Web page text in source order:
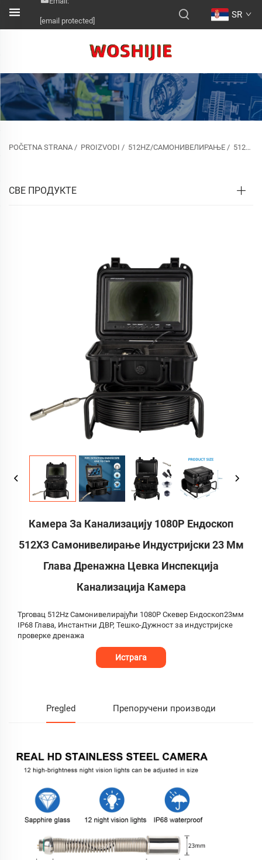
[email protected]
SR
POČETNA STRANA / PROIZVODI / 512HZ/САМОНИВЕЛИРАЊЕ / 512HZ СОНДА И САМО-НИВЕЛИРАЊЕ
СВЕ ПРОДУКТЕ
Камера За Канализацију 1080P Ендоскоп
512ХЗ Самонивелирање Индустријски 23 Мм
Глава Дренажна Цевка Инспекција
Канализација Камера
Трговац 512Hz Самонивелирајући 1080P Скевер Ендоскоп23мм
IP68 Глава, Инстантни ДВР, Тешко-Дужност за индустријске
проверке дренажа
Истрага
Pregled Препоручени производи